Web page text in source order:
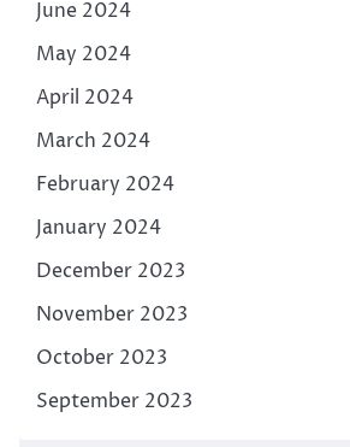
June 2024
May 2024
April 2024
March 2024
February 2024
January 2024
December 2023
November 2023
October 2023
September 2023